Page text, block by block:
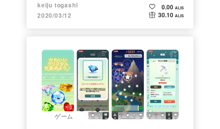
keiju togashi
2020/03/12
0.00 ALIS
30.10 ALIS
ゲーム